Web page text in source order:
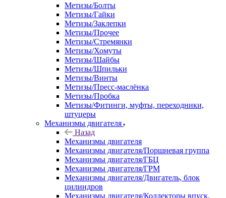
Метизы/Болты
Метизы/Гайки
Метизы/Заклепки
Метизы/Прочее
Метизы/Стремянки
Метизы/Хомуты
Метизы/Шайбы
Метизы/Шпильки
Метизы/Винты
Метизы/Пресс-маслёнка
Метизы/Пробка
Метизы/Фитинги, муфты, переходники,
штуцеры
Механизмы двигателя
Назад
Механизмы двигателя
Механизмы двигателя/Поршневая группа
Механизмы двигателя/ГБЦ
Механизмы двигателя/ГРМ
Механизмы двигателя/Двигатель, блок
цилиндров
Механизмы двигателя/Коллекторы впуск,